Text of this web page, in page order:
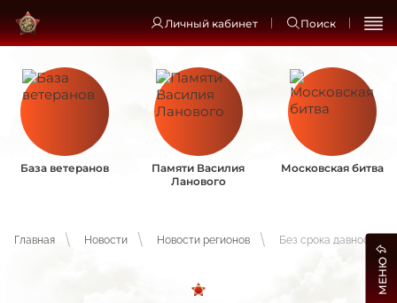
Личный кабинет Поиск
База ветеранов
Памяти Василия
Ланового
Московская битва
Главная Новости Новости регионов Без срока давности
МЕНЮ